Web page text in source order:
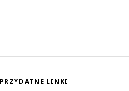
PRZYDATNE LINKI